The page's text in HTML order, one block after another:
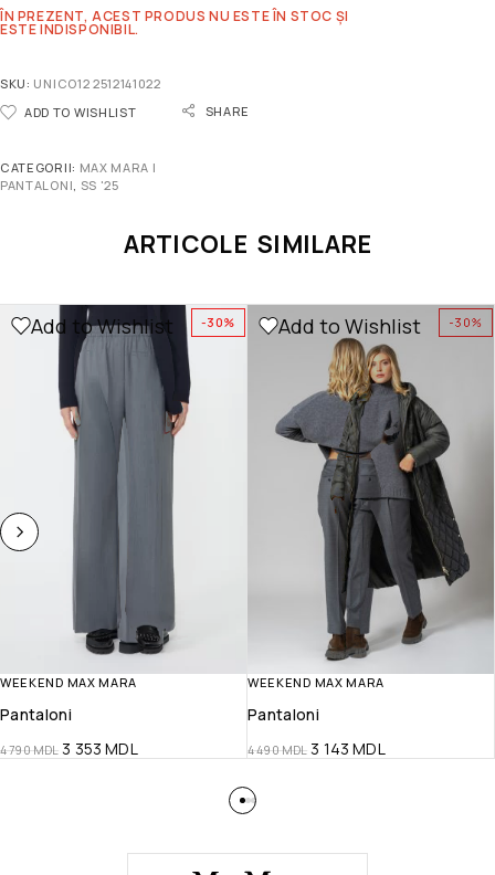
ÎN PREZENT, ACEST PRODUS NU ESTE ÎN STOC ȘI
ESTE INDISPONIBIL.
SKU: UNICO12 2512141022
ADD TO WISHLIST
SHARE
CATEGORII: MAX MARA |
PANTALONI, SS '25
ARTICOLE SIMILARE
-30%
Add to Wishlist
WEEKEND MAX MARA
Pantaloni
4 790MDL 3 353MDL
-30%
Add to Wishlist
WEEKEND MAX MARA
Pantaloni
4 490MDL 3 143MDL